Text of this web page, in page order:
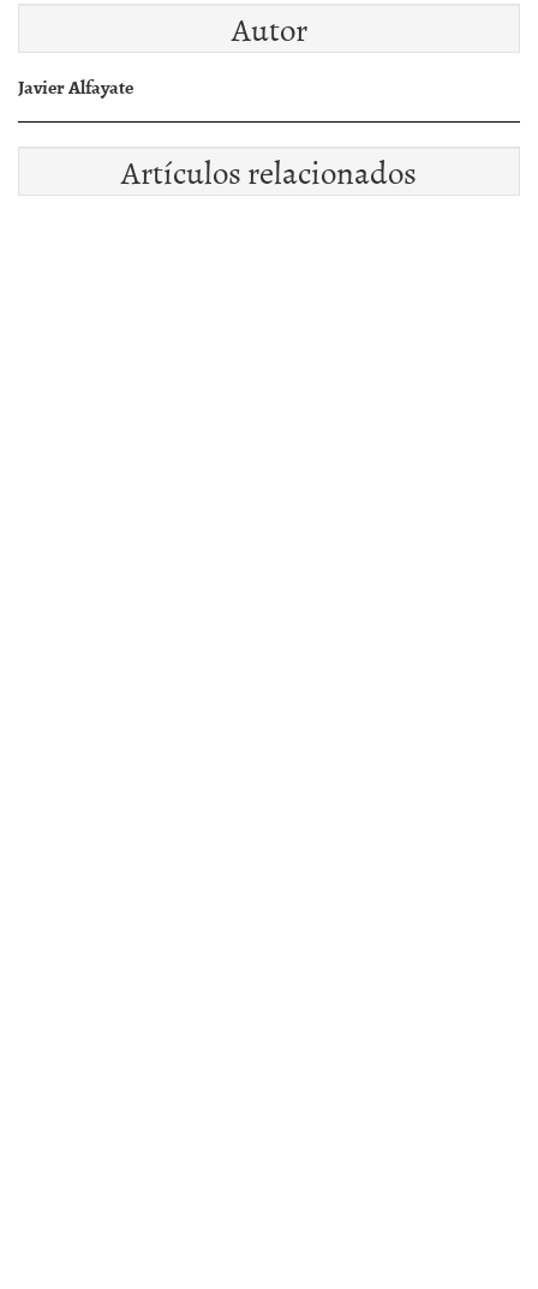
Autor
Javier Alfayate
Artículos relacionados